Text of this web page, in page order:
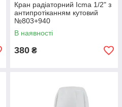
Кран радіаторний Icma 1/2" з
антипротіканням кутовий
№803+940
В наявності
380 ₴